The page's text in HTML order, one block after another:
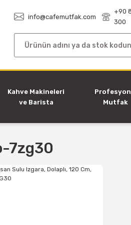
info@cafemutfak.com
+90
300
Kahve Makineleri
ve Barista
Mutfak
7zg30